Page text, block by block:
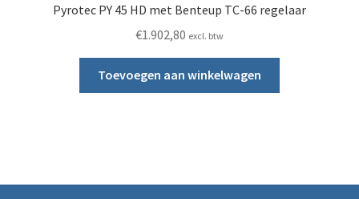
Pyrotec PY 45 HD met Benteup TC-66 regelaar
€1.902,80 excl. btw
Toevoegen aan winkelwagen